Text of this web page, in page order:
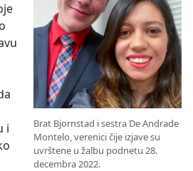
Brat Bjornstad i sestra De Andrade
Montelo, verenici čije izjave su
uvrštene u žalbu podnetu 28.
decembra 2022.
i